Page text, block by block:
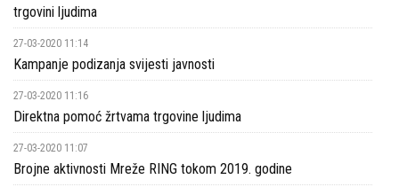
politike
Publikacije
Prevencija
Kontakti
trgovini ljudima
27-03-2020 11:14
Kampanje podizanja svijesti javnosti
27-03-2020 11:16
Direktna pomoć žrtvama trgovine ljudima
27-03-2020 11:07
Brojne aktivnosti Mreže RING tokom 2019. godine